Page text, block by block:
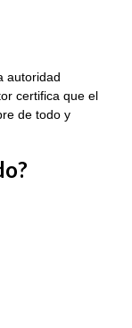
autoridad
certifica que el
de todo y